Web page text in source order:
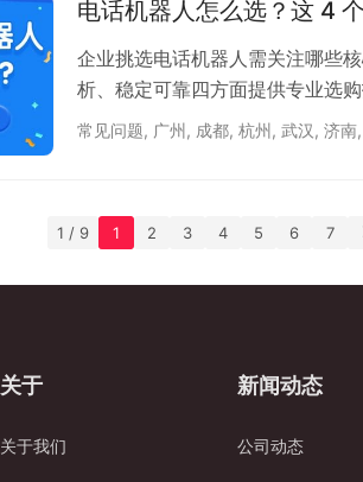
技术规避高频封停风险。同时，
电话机器人怎么选？这 4
企业挑选电话机器人需关注哪些
析、稳定可靠四方面提供专业选
常见问题, 广州, 成都, 杭州, 武汉, 济南,
1 / 9 1 2 3 4 5 6 7
关于
关于我们
新闻动态
公司动态